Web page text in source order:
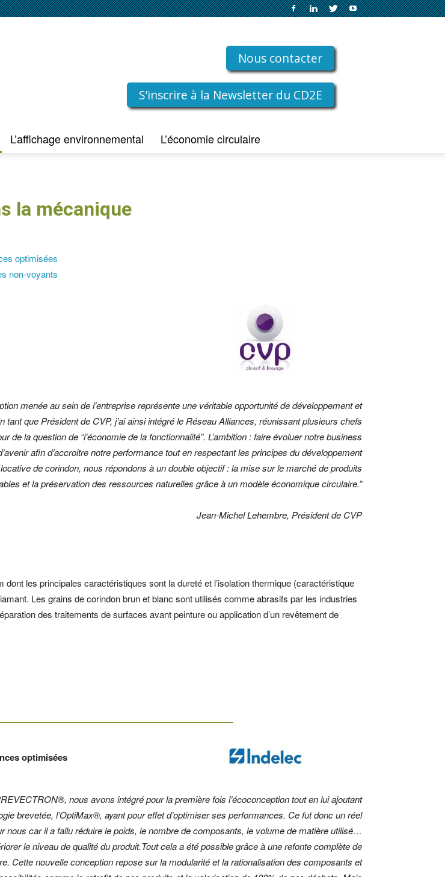
Nous contacter
S’inscrire à la Newsletter du CD2E
L’affichage environnemental L’économie circulaire
la mécanique
optimisées
non-voyants
menée au sein de l’entreprise représente une véritable opportunité de développement et
tant que Président de CVP, j’ai ainsi intégré le Réseau Alliances, réunissant plusieurs chefs
de la question de “l’économie de la fonctionnalité”. L’ambition : faire évoluer notre business
afin d’accroitre notre performance tout en respectant les principes du développement
de corindon, nous répondons à un double objectif : la mise sur le marché de produits
et la préservation des ressources naturelles grâce à un modèle économique circulaire.”
Jean-Michel Lehembre, Président de CVP
les principales caractéristiques sont la dureté et l’isolation thermique (caractéristique
Les grains de corindon brun et blanc sont utilisés comme abrasifs par les industries
des traitements de surfaces avant peinture ou application d’un revêtement de
optimisées
nous avons intégré pour la première fois l’écoconception tout en lui ajoutant
brevetée, l’OptiMax®, ayant pour effet d’optimiser ses performances. Ce fut donc un réel
nous car il a fallu réduire le poids, le nombre de composants, le volume de matière utilisé…
le niveau de qualité du produit.Tout cela a été possible grâce à une refonte complète de
Cette nouvelle conception repose sur la modularité et la rationalisation des composants et